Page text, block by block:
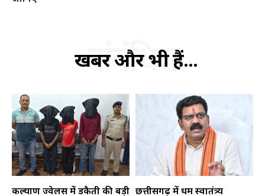
SUBSCRIBE NOW
खबरें और भी हैं...
संबंधित
कल्याण ज्वेलर्स में डकैती की बड़ी छत्तीसगढ़ में धर्म स्वातंत्र्य